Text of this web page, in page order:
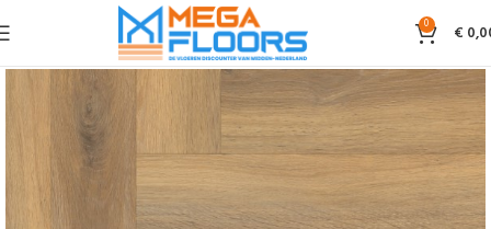
0 €